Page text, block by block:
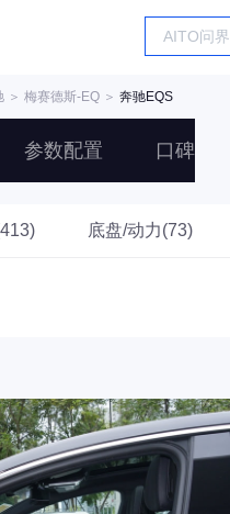
＞ 梅赛德斯-EQ ＞ 奔驰EQS
参数配置 口碑
底盘/动力(73)